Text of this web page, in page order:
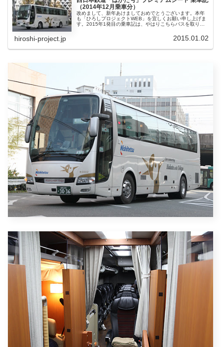
（2014年12月乗車分）
改めまして、新年あけましておめでとうございます。本年
も「ひろしプロジェクトWEB」を宜しくお願い申し上げま
す。2015年1発目の乗車記は、やはりこちらバスを取り上
hiroshi-project.jp 2015.01.02